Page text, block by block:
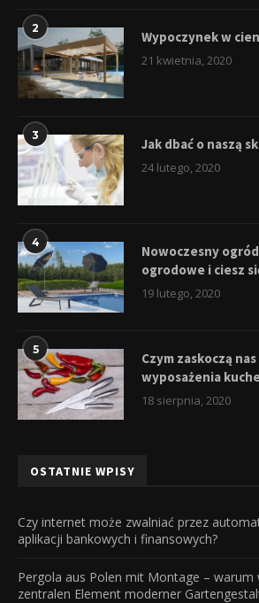
2
Wypoczynek w
21 kwietnia, 2020
3
Jak dbać o naszą
24 lutego, 2020
4
Nowoczesny
ogrodowe i ciesz
19 lutego, 2020
5
Czym zaskoczą
wyposażenia
18 sierpnia, 2020
OSTATNIE WPISY
Czy internet może zwalniać przez
aplikacji bankowych i finansowych?
Pergola aus Polen mit Montage – warum
zentralen Element moderner